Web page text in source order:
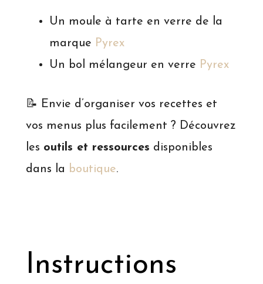
Un moule à tarte en verre de la
marque Pyrex
Un bol mélangeur en verre Pyrex
📝 Envie d’organiser vos recettes et
vos menus plus facilement ? Découvrez
les outils et ressources disponibles
dans la boutique.
Instructions